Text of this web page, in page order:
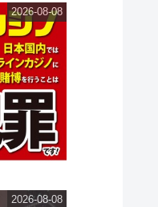
2026-08-08
2026-08-08